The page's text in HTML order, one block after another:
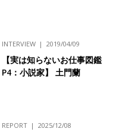
INTERVIEW 2019/04/09
【実は知らないお仕事図鑑
P4：小説家】 土門蘭
REPORT 2025/12/08